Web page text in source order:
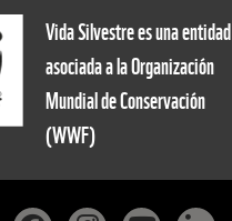
Vida Silvestre es una entidad
asociada a la Organización
Mundial de Conservación
(WWF)